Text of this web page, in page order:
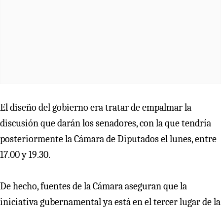
El diseño del gobierno era tratar de empalmar la
discusión que darán los senadores, con la que tendría
posteriormente la Cámara de Diputados el lunes, entre
17.00 y 19.30.
De hecho, fuentes de la Cámara aseguran que la
iniciativa gubernamental ya está en el tercer lugar de la